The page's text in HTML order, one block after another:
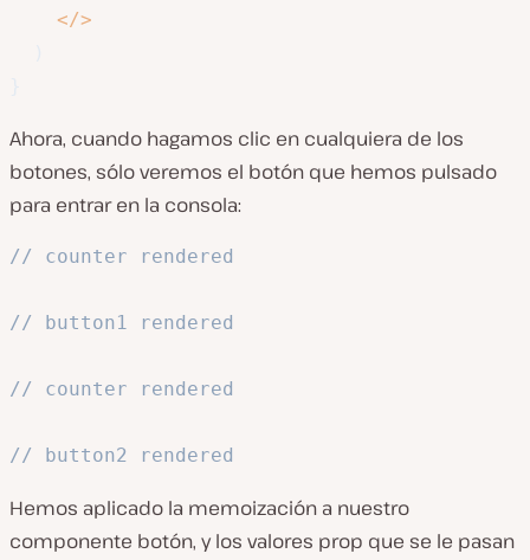
</>
Ahora, cuando hagamos clic en cualquiera de los
botones, sólo veremos el botón que hemos pulsado
para entrar en la consola:
// counter rendered
// button1 rendered
// counter rendered
// button2 rendered
Hemos aplicado la memoización a nuestro
componente botón, y los valores prop que se le pasan